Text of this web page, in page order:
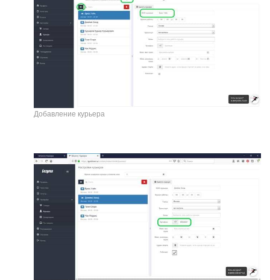
Добавление курьера